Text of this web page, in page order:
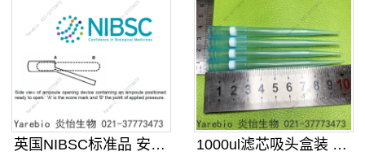
英国NIBSC标准品 安瓿瓶开瓶器 1000ul滤芯吸头盒装 96孔加